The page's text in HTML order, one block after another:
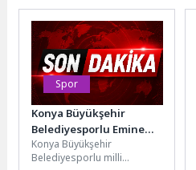
toplantısında her zaman
“şeffaflık ve...
Spor
Konya Büyükşehir
Belediyesporlu Emine
Rana Adıgüzel Avrupa
Üçüncüsü Oldu
Konya Büyükşehir
Belediyesporlu milli